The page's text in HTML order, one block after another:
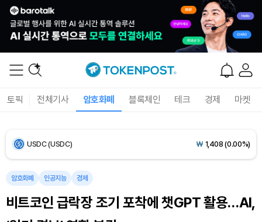
토픽 전체기사 암호화폐 블록체인 테크 경제 마켓
Ethereum (ETH) ₩2,703,066(+0.34%)
XRP (XRP) ₩1,466(+1.89%)
Solana (SOL)
TRON (TRX) ₩ 462.7(+0.49%)
암호화폐 인공지능 경제
비트코인 급락장 조기 포착에 챗GPT 활용…AI,